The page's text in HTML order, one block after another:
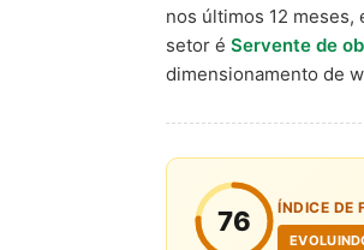
nos últimos 12
setor é Servente de
dimensionamento de
76 ÍNDICE DE